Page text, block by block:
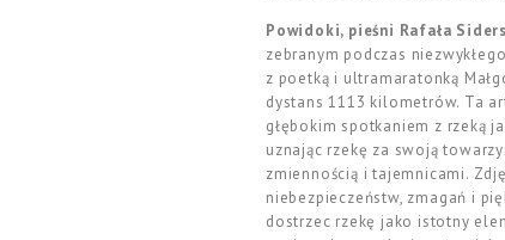
Powidoki, pieśni Rafała
zebranym podczas
z poetką i ultramaratonką
dystans 1113 kilometrów. Ta
głębokim spotkaniem z rzeką
uznając rzekę za swoją
zmiennością i tajemnicami.
niebezpieczeństw, zmagań i
dostrzec rzekę jako istotny